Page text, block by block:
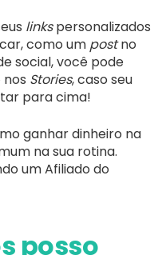
linkspersonalizados
como um postno
social, você pode
Stories, caso seu
para cima!
ganhar dinheiro na
na sua rotina.
um Afiliado do
posso